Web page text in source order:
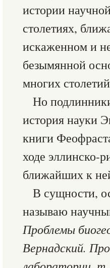
истории
столетиях,
искаженном и
безымянной
многих
Но
история науки
книги
ходе эллинско-
ближайших к
В сущности,
называю
Проблемы
Вернадский.